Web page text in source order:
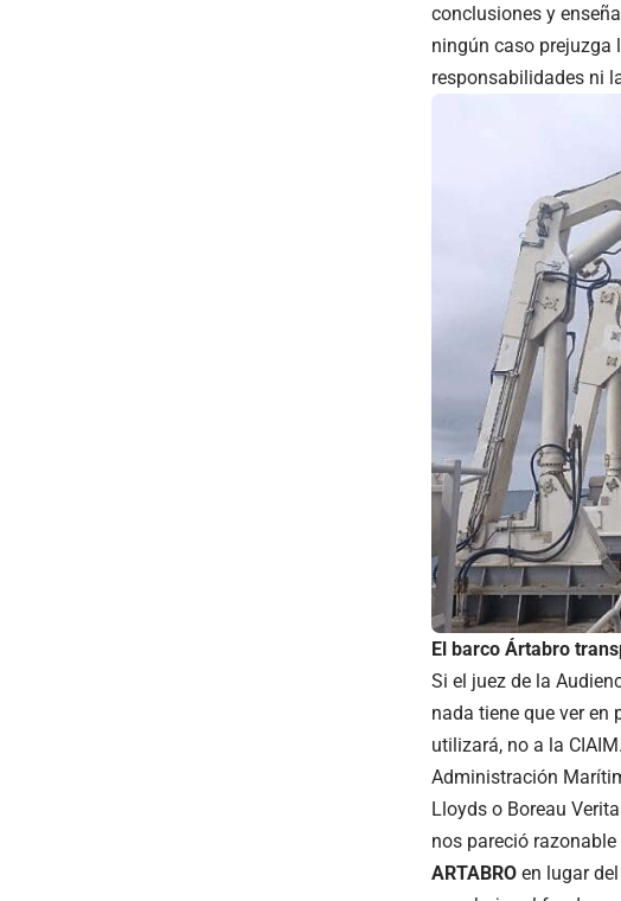
conclusiones y
ningún caso prejuzga
responsabilidades ni
El barco Ártabro
Si el juez de la
nada tiene que ver en
utilizará, no a la
Administración
Lloyds o Boreau
nos pareció
ARTABRO en lugar del